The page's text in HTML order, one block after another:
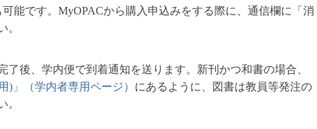
能です。MyOPACから購入申込みをする際に、通信欄に「消
。
後、学内便で到着通知を送ります。新刊かつ和書の場合、
)」（学内者専用ページ） にあるように、図書は教員等発注の
。